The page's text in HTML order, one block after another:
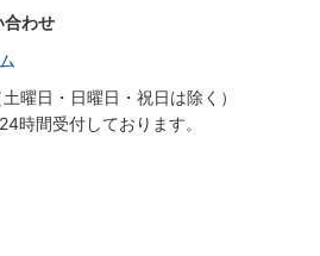
合わせ
曜日・日曜日・祝日は除く）
時間受付しております。